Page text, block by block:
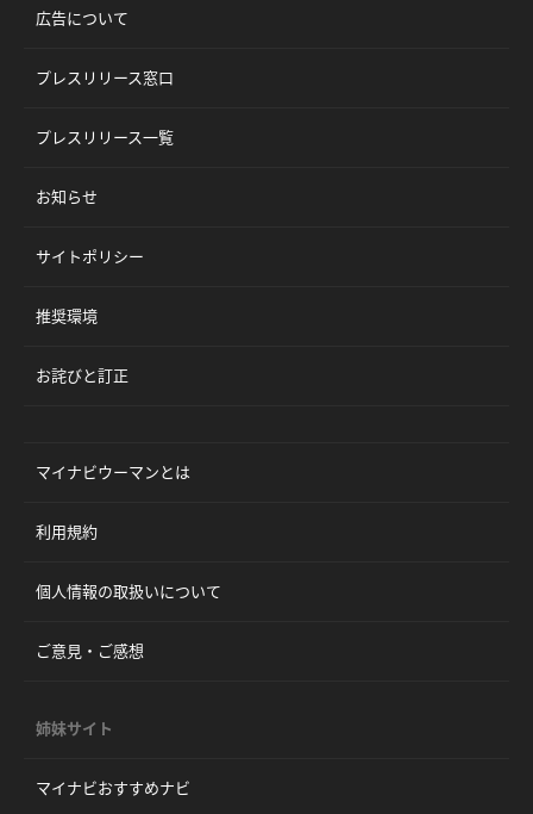
広告について
プレスリリース窓口
プレスリリース一覧
お知らせ
サイトポリシー
推奨環境
お詫びと訂正
マイナビウーマンとは
利用規約
個人情報の取扱いについて
ご意見・ご感想
姉妹サイト
マイナビおすすめナビ